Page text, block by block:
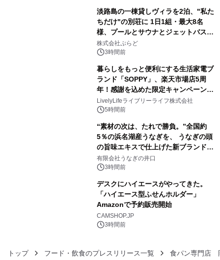
アーティストを フィーチャーしたアニ
メーションを公開～
淡路島の一棟貸しヴィラを2泊、"私た
ちだけ"の別荘に 1日1組・最大8名
様、プールとサウナとジェットバス付
きで Villa Mon Temps AWAJIの連泊
素泊りプラン
株式会社ぷらど
3時間前
暮らしをもっと便利にする生活家電ブ
ランド「SOPPY」、楽天市場店5周
年！感謝を込めた限定キャンペーンを
8月10日より開催
LivelyLifeライブリーライフ株式会社
5時間前
“素材の次は、たれで勝負。”全国約
5％の浜名湖産うなぎを、 うなぎの頭
の旨味エキスで仕上げた新ブランド
「井口の誉」誕生
有限会社うなぎの井口
3時間前
デスクにハイエースがやってきた。
「ハイエース型ふせんホルダー」
Amazonで予約販売開始
CAMSHOP.JP
3時間前
トップ フード・飲食のプレスリリース一覧 食パン専門店